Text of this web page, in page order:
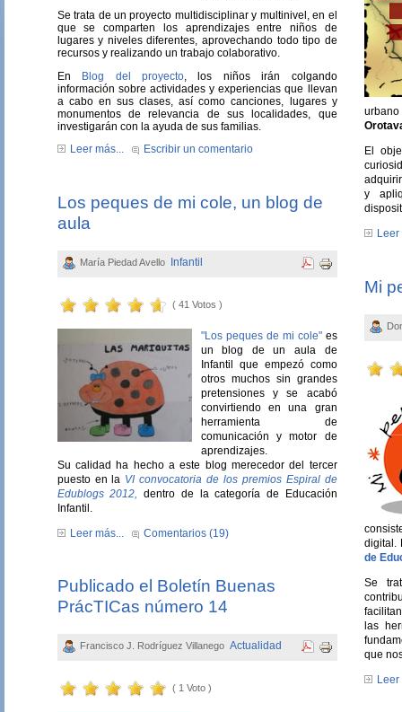
Se trata de un proyecto multidisciplinar y multinivel, en el
que se comparten los aprendizajes entre niños de
lugares y niveles diferentes, aprovechando todo tipo de
recursos y realizando un trabajo colaborativo.
En
Blog del proyecto, los niños irán colgando
información sobre actividades y experiencias que llevan
a cabo en sus clases, así como canciones, lugares y
monumentos de relevancia de sus localidades, que
investigarán con la ayuda de sus familias.
Leer más...
Escribir un comentario
Los peques de mi cole, un blog de
aula
María Piedad Avello Infantil
( 41 Votos )
"Los peques de mi cole"es
un blog de un aula de
Infantil que empezó como
otros muchos sin grandes
pretensiones y se acabó
convirtiendo en una gran
herramienta de
comunicación y motor de
aprendizajes.
Su calidad ha hecho a este blog merecedor del tercer
puesto en la VI convocatoria de los premios Espiral de
Edublogs 2012,
dentro de la categoría de Educación
Infantil.
Leer más...
Comentarios (19)
Publicado el Boletín Buenas
PrácTICas número 14
Francisco J. Rodríguez Villanego Actualidad
( 1 Voto )
El
y
Leer
Mi
digital.
de
Se
las
que
Leer